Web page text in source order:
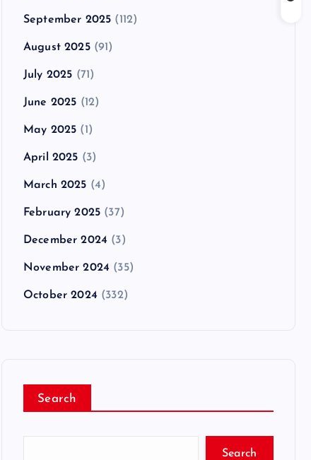
September 2025 (112)
August 2025(91)
July 2025 (71)
June 2025 (12)
May 2025 (1)
April 2025 (3)
March 2025 (4)
February 2025 (37)
December 2024 (3)
November 2024 (35)
October 2024 (332)
Search
Search